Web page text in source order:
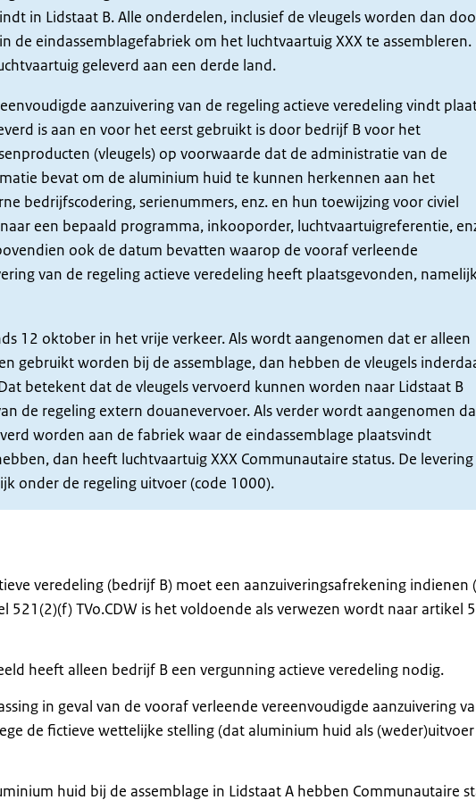
in Lidstaat B. Alle onderdelen, inclusief de vleugels worden dan
de eindassemblagefabriek om het luchtvaartuig XXX te assembleren.
geleverd aan een derde land.
aanzuivering van de regeling actieve veredeling vindt
is aan en voor het eerst gebruikt is door bedrijf B voor het
(vleugels) op voorwaarde dat de administratie van de
bevat om de aluminium huid te kunnen herkennen aan het
bedrijfscodering, serienummers, enz. en hun toewijzing voor civiel
een bepaald programma, inkooporder, luchtvaartuigreferentie,
ook de datum bevatten waarop de vooraf verleende
van de regeling actieve veredeling heeft plaatsgevonden,
12 oktober in het vrije verkeer. Als wordt aangenomen dat er alleen
gebruikt worden bij de assemblage, dan hebben de vleugels
betekent dat de vleugels vervoerd kunnen worden naar Lidstaat B
de regeling extern douanevervoer. Als verder wordt aangenomen
worden aan de fabriek waar de eindassemblage plaatsvindt
dan heeft luchtvaartuig XXX Communautaire status. De levering
onder de regeling uitvoer (code 1000).
veredeling (bedrijf B) moet een aanzuiveringsafrekening indienen
521(2)(f) TVo.CDW is het voldoende als verwezen wordt naar artikel
heeft alleen bedrijf B een vergunning actieve veredeling nodig.
in geval van de vooraf verleende vereenvoudigde aanzuivering
de fictieve wettelijke stelling (dat aluminium huid als (weder)uitvoer
huid bij de assemblage in Lidstaat A hebben Communautaire